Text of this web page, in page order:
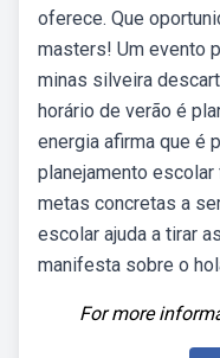
oferece. Que
masters! Um evento
minas silveira
horário de verão é
energia afirma que é
planejamento
metas concretas a
escolar ajuda a tirar
manifesta sobre o
For more